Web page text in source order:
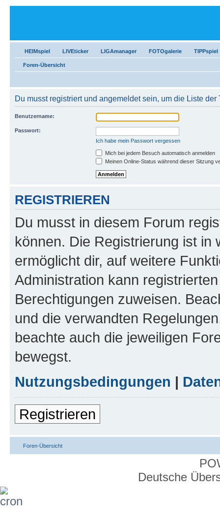
HEIMspiel LIVEticker LIGAmanager FOTOgalerie TIPPspiel
Foren-Übersicht
Du musst registriert und angemeldet sein, um die Liste
Benutzername:
Passwort:
Ich habe mein Passwort vergessen
Mich bei jedem Besuch automatisch anmelden
Meinen Online-Status während dieser Sitzung
REGISTRIEREN
Du musst in diesem Forum
können. Die Registrierung ist in
ermöglicht dir, auf weitere
Administration kann
Berechtigungen zuweisen.
und die verwandten
beachte auch die jeweiligen
bewegst.
Nutzungsbedingungen |
Registrieren
Foren-Übersicht
Deutsche